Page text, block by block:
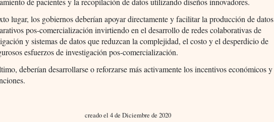
lugar, los gobiernos deberían apoyar directamente y facilitar la producción de datos
pos-comercialización invirtiendo en el desarrollo de redes colaborativas de
y sistemas de datos que reduzcan la complejidad, el costo y el desperdicio de
esfuerzos de investigación pos-comercialización.
deberían desarrollarse o reforzarse más activamente los incentivos económicos y
creado el 4 de Diciembre de 2020